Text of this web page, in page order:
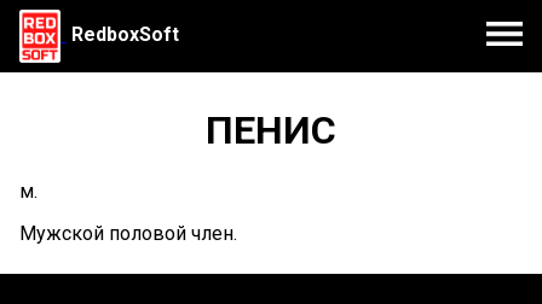
RedboxSoft
ПЕНИС
м.
Мужской половой член.